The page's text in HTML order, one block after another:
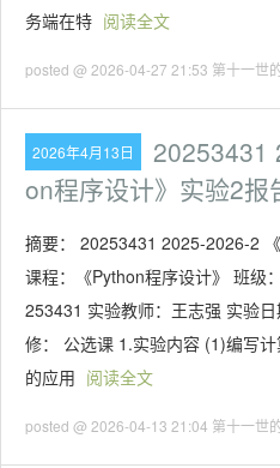
务端在特 阅读全文
posted @ 2026-04-27 21:53 第十一世
2026年4月13日
20253431
on程序设计》实验2报
摘要： 20253431 2025-2026-2
课程：《Python程序设计》 班级
253431 实验教师：王志强 实验
修： 公选课 1.实验内容 (1)编写
的应用 阅读全文
posted @ 2026-04-13 21:04 第十一世